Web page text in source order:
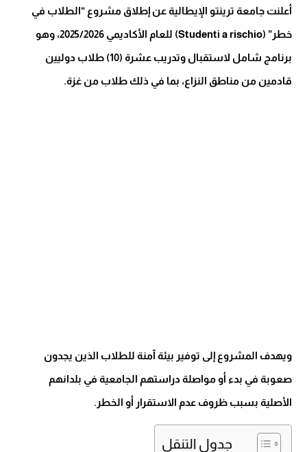
أعلنت جامعة ترينتو الإيطالية عن إطلاق مشروع “الطلاب في
خطر” (Studenti a rischio) للعام الأكاديمي 2025/2026، وهو
برنامج شامل لاستقبال وتدريب عشرة (10) طلاب دوليين
قادمين من مناطق النزاع، بما في ذلك طلاب من غزة.
ويهدف المشروع إلى توفير بيئة آمنة للطلاب الذين يجدون
صعوبة في بدء أو مواصلة دراستهم الجامعية في بلدانهم
الأصلية بسبب ظروف عدم الاستقرار أو الخطر.
جدول التنقل